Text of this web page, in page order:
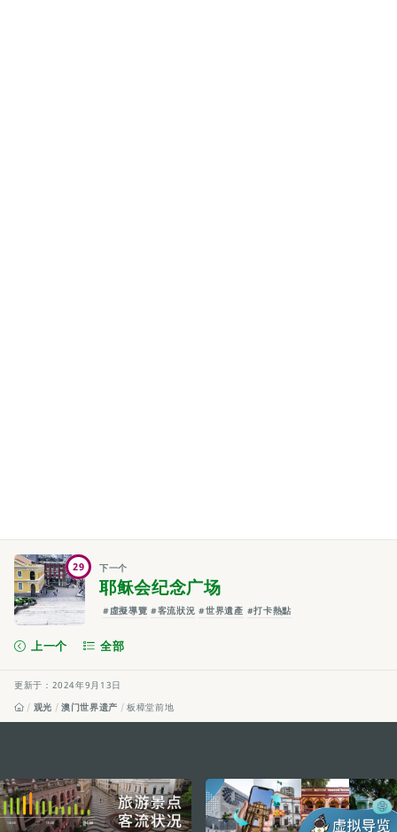
29 下一个
耶稣会纪念广场
#虛擬導覽 #客流狀況 #世界遺產 #打卡熱點
上一个 全部
更新于：2024年9月13日
观光
澳门世界遗产 板樟堂前地
external links